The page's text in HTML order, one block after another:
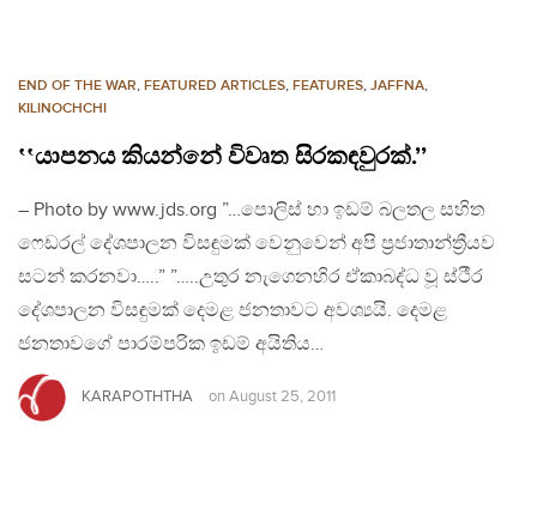
END OF THE WAR, FEATURED ARTICLES, FEATURES, JAFFNA,
KILINOCHCHI
‛‛යාපනය කියන්නේ විවෘත සිරකඳවුරක්.’’
– Photo by www.jds.org ”…පොලිස් හා ඉඩම් බලතල සහිත
ෆෙඩරල් දේශපාලන විසඳුමක් වෙනුවෙන් අපි ප්‍රජාතාන්ත්‍රීයව
සටන් කරනවා…..” ”…..උතුර නැගෙනහිර ඒකාබද්ධ වූ ස්ථීර
දේශපාලන විසඳුමක් දෙමළ ජනතාවට අවශ්‍යයි. දෙමළ
ජනතාවගේ පාරම්පරික ඉඩම් අයිතිය…
KARAPOTHTHA on August 25, 2011